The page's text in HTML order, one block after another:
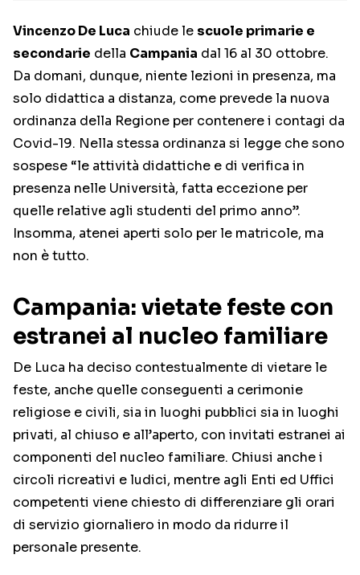
Vincenzo De Luca chiude le scuole primarie e
secondarie della Campania dal 16 al 30 ottobre.
Da domani, dunque, niente lezioni in presenza, ma
solo didattica a distanza, come prevede la nuova
ordinanza della Regione per contenere i contagi da
Covid-19. Nella stessa ordinanza si legge che sono
sospese “le attività didattiche e di verifica in
presenza nelle Università, fatta eccezione per
quelle relative agli studenti del primo anno”.
Insomma, atenei aperti solo per le matricole, ma
non è tutto.
Campania: vietate feste con
estranei al nucleo familiare
De Luca ha deciso contestualmente di vietare le
feste, anche quelle conseguenti a cerimonie
religiose e civili, sia in luoghi pubblici sia in luoghi
privati, al chiuso e all’aperto, con invitati estranei ai
componenti del nucleo familiare. Chiusi anche i
circoli ricreativi e ludici, mentre agli Enti ed Uffici
competenti viene chiesto di differenziare gli orari
di servizio giornaliero in modo da ridurre il
personale presente.